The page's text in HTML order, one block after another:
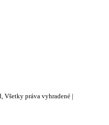
Všetky práva vyhradené |